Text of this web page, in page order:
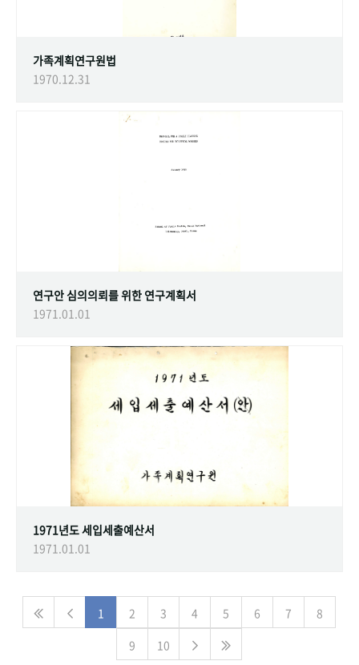
가족계획연구원법
1970.12.31
연구안 심의의뢰를 위한 연구계획서
1971.01.01
1971년도 세입세출예산서
1971.01.01
1 2 3 4 5 6 7
8
9
10